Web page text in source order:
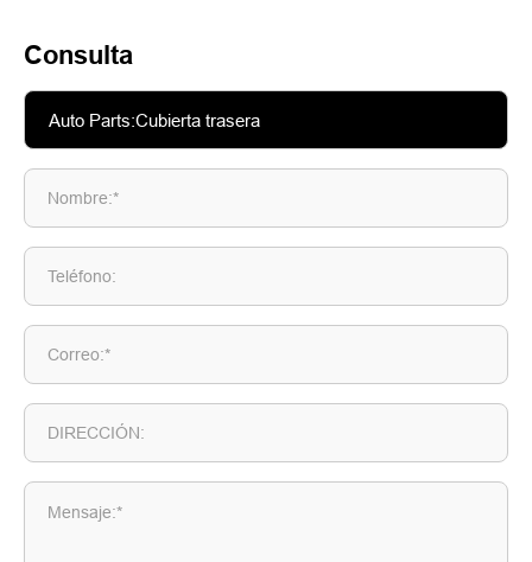
Consulta
Nombre:*
Teléfono:
Correo:*
DIRECCIÓN:
Mensaje:*